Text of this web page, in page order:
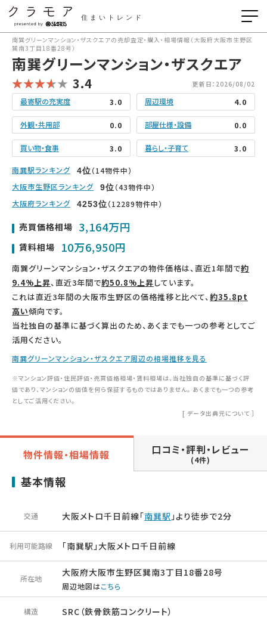
住まいトレンド
南巽グリーンマンション・ザスクエアの売却査定・購入・相場情報（大阪府大阪市生野区
巽南3丁目18番28号）
南巽グリーンマンション・ザスクエア
3.4 更新日：2026/08/02
最寄駅の充実度 3.0 周辺環境 4.0
外観・共用部 0.0 部屋仕様・設備 0.0
買い物・食事 3.0 暮らし・子育て 3.0
南巽駅ランキング 4位（14物件中）
大阪市生野区ランキング
9位（43物件中）
大阪府ランキング
4253位（12289物件中）
売買価格相場 3,164万円
賃料相場 10万6,950円
南巽グリーンマンション・ザスクエアの物件価格は、直近1年間で約
9.4%上昇、直近3年間で約50.8%上昇しています。
これは直近3年間の大阪市生野区の価格推移と比べて、約35.8pt
高い傾向です。
当社独自の基準に基づく算出のため、あくまでも一つの参考としてご
活用ください。
南巽グリーンマンション・ザスクエア周辺の相場推移を見る
※マンション評価・住民評価・売買価格相場・賃料相場は、当社独自の基準に基づく評
価であり、マンションの価値を何ら保証するものではありません。 あくまでも一つの参考
としてご活用ください。
[ データ出典元について ］
物件情報・相場情報 口コミ・評判・レビュー
(4件)
基本情報
交通 大阪メトロ千日前線「南巽駅 」より徒歩で2分
利用可能路線 「南巽駅」大阪メトロ千日前線
所在地
大阪府大阪市生野区巽南3丁目18番28号
周辺地図はこちら
構造 SRC（鉄骨鉄筋コンクリート）